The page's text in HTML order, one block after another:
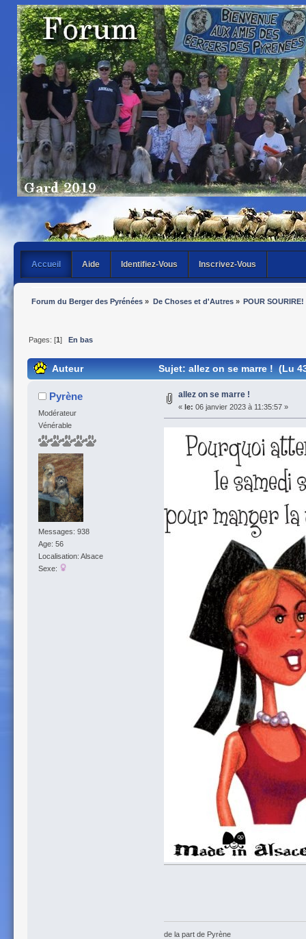
Accueil Aide Identifiez-Vous Inscrivez-Vous
Forum du Berger des Pyrénées » De Choses et d'Autres» POUR SOURIRE!
Pages: [1] En bas
Auteur Sujet: allez on se marre ! (Lu
Pyrène
Modérateur
Vénérable
Messages: 938
Age: 56
Localisation: Alsace
Sexe:
allez on se marre !
« le: 06 janvier 2023 à 11:35:57 »
de la part de Pyrène